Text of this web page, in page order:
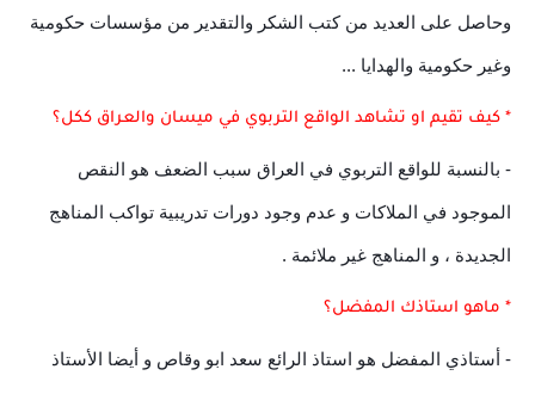
وحاصل على العديد من كتب الشكر والتقدير من مؤسسات حكومية
وغير حكومية والهدايا ...
* كيف تقيم او تشاهد الواقع التربوي في ميسان والعراق ككل؟
- بالنسبة للواقع التربوي في العراق سبب الضعف هو النقص
الموجود في الملاكات و عدم وجود دورات تدريبية تواكب المناهج
الجديدة ، و المناهج غير ملائمة .
* ماهو استاذك المفضل؟
- أستاذي المفضل هو استاذ الرائع سعد ابو وقاص و أيضا الأستاذ